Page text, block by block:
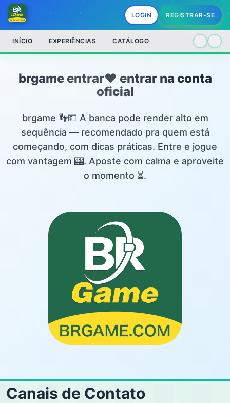
LOGIN REGISTRAR-SE
INÍCIO EXPERIÊNCIAS CATÁLOGO
brgame entrar❤️ entrar na conta
oficial
brgame 👣💵 A banca pode render alto em
sequência — recomendado pra quem está
começando, com dicas práticas. Entre e jogue
com vantagem 🎰. Aposte com calma e aproveite
o momento ⏳.
Canais de Contato